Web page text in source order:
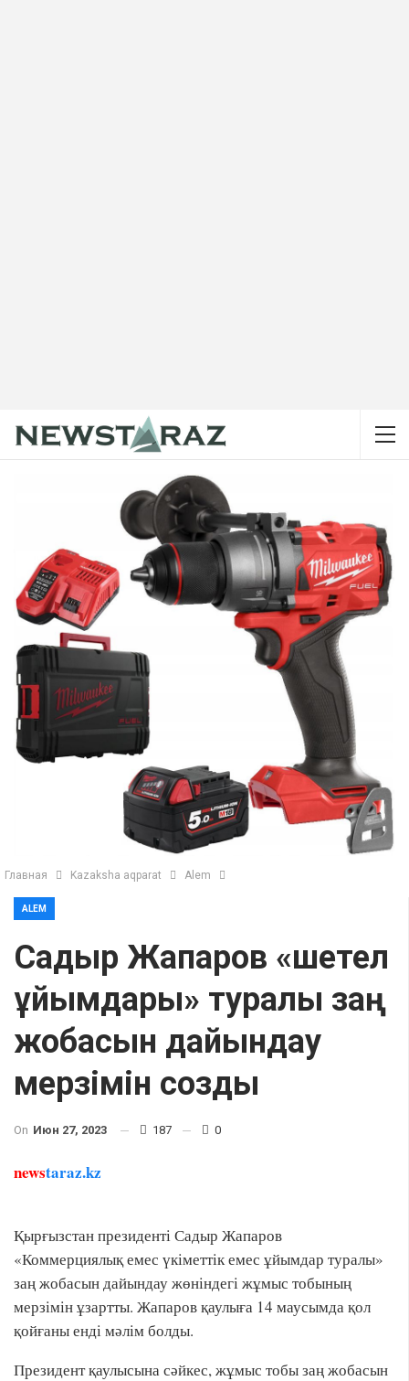
Главная Kazaksha aqparat Alem
ALEM
Садыр Жапаров «шетел
ұйымдары» туралы заң
жобасын дайындау
мерзімін созды
On Июн 27, 2023 187 0
newstaraz.kz
Қырғызстан президенті Садыр Жапаров
«Коммерциялық емес үкіметтік емес ұйымдар туралы»
заң жобасын дайындау жөніндегі жұмыс тобының
мерзімін ұзартты. Жапаров қаулыға 14 маусымда қол
қойғаны енді мәлім болды.
Президент қаулысына сәйкес, жұмыс тобы заң жобасын